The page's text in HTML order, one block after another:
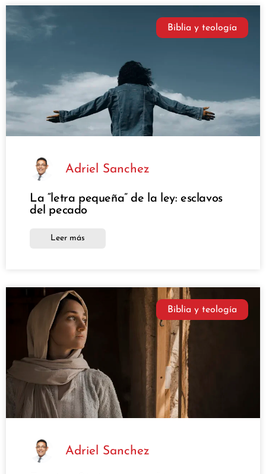
Biblia y teología
Adriel Sanchez
La “letra pequeña” de la ley: esclavos
del pecado
Leer más
Biblia y teología
Adriel Sanchez